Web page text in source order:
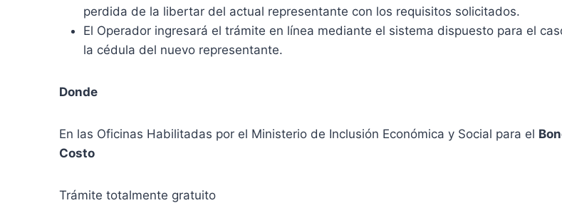
perdida de la libertar del actual representante con los requisitos solicitados.
El Operador ingresará el trámite en línea mediante el sistema dispuesto para el
la cédula del nuevo representante.
Donde
En las Oficinas Habilitadas por el Ministerio de Inclusión Económica y Social para el
Costo
Trámite totalmente gratuito